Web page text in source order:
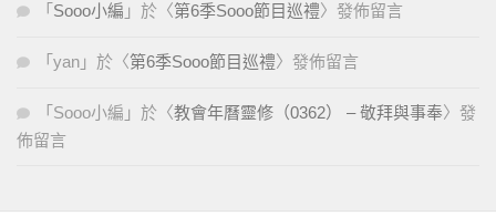
「 Sooo小編 」於〈第6季Sooo節目巡禮〉發佈留言
「 yan 」於〈第6季Sooo節目巡禮〉發佈留言
「 Sooo小編 」於〈教會年曆靈修（0362） – 敬拜與事奉〉發
佈留言